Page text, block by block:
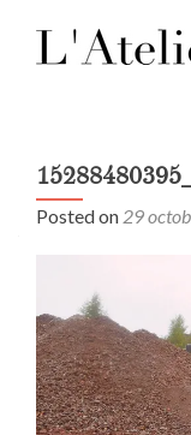
Posted on 29